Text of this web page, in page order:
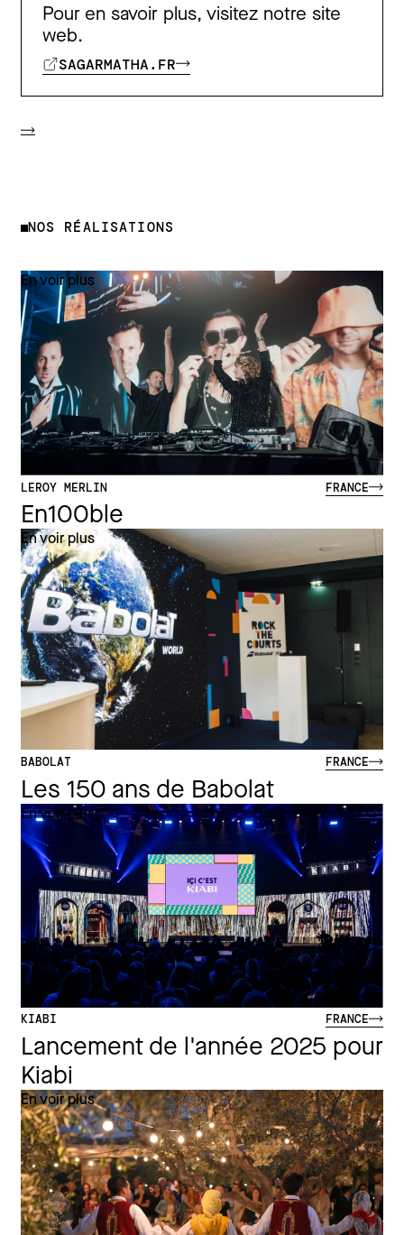
Pour en savoir plus, visitez notre site
web.
SAGARMATHA.FR
NOS RÉALISATIONS
En voir plus
LEROY MERLIN FRANCE
En100ble
En voir plus
BABOLAT FRANCE
Les 150 ans de Babolat
En voir plus
KIABI FRANCE
Lancement de l'année 2025 pour
Kiabi
En voir plus